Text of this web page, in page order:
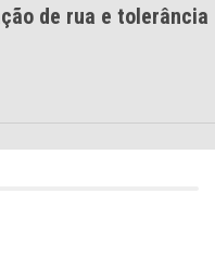
de rua e tolerância